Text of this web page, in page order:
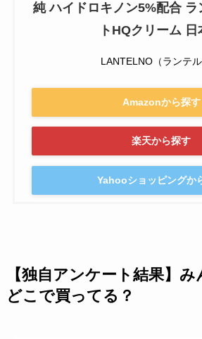
純 ハイドロキノン5%配合 ラ
トHQクリーム 日
LANTELNO（ランテル
Amazonから探す
楽天から探す
Yahooショッピングか
【独自アンケート結果】
どこで買ってる？